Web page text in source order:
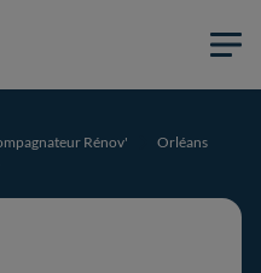
Rénov'
Orléans